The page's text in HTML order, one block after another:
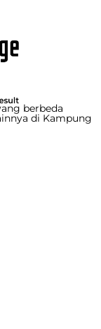
berbeda
di Kampung